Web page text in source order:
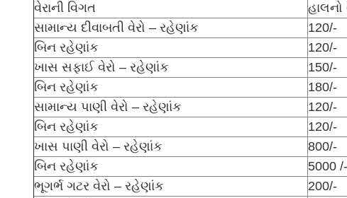
વેરાની વિગત હાલનો
સામાન્ય દીવાબતી વેરો – રહેણાંક
120/-
બિન રહેણાંક
120/-
ખાસ સફાઈ વેરો – રહેણાંક
150/-
બિન રહેણાંક
180/-
સામાન્ય પાણી વેરો – રહેણાંક
120/-
બિન રહેણાંક
120/-
ખાસ પાણી વેરો – રહેણાંક
800/-
બિન રહેણાંક
5000 /-
ભૂગર્ભ ગટર વેરો – રહેણાંક
200/-